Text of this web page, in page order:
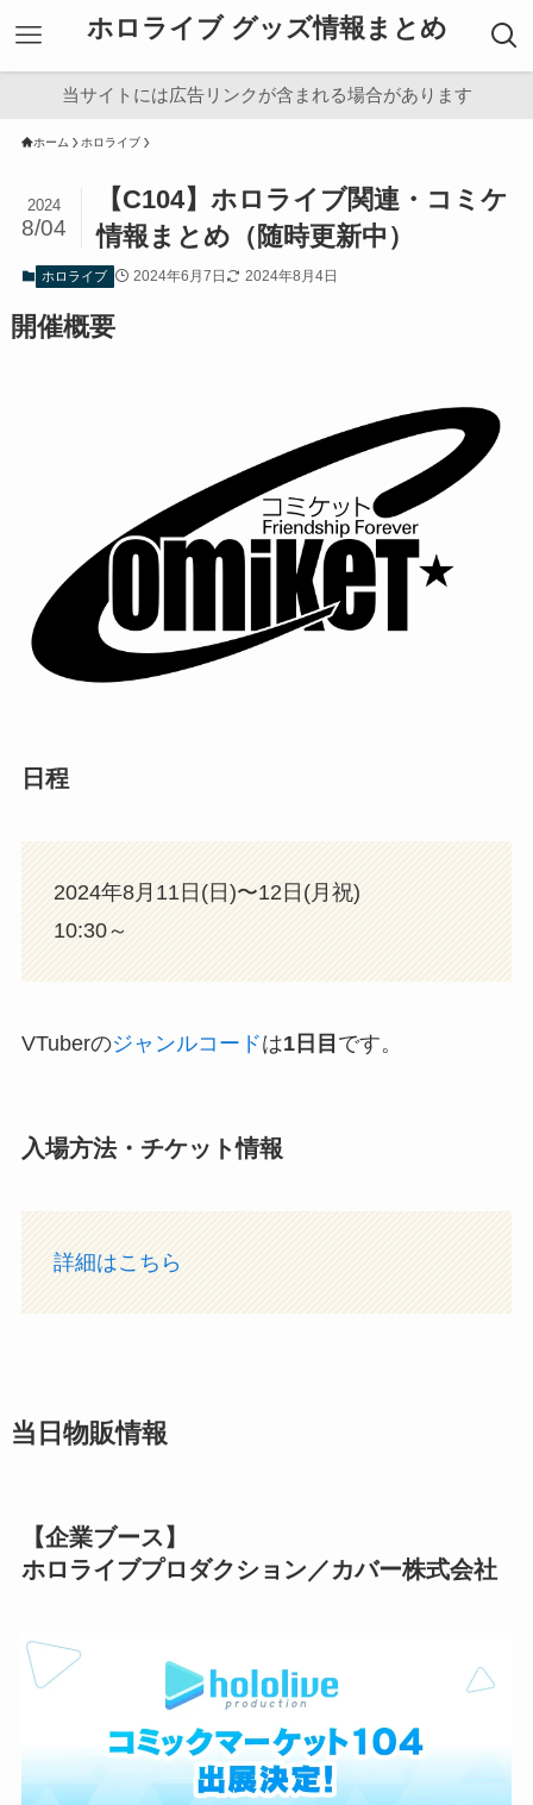
ホロライブ グッズ情報まとめ
当サイトには広告リンクが含まれる場合があります
ホーム ホロライブ
【C104】ホロライブ関連・コミケ
情報まとめ（随時更新中）
2024
8/04
ホロライブ 2024年6月7日 2024年8月4日
開催概要
日程
2024年8月11日(日)〜12日(月祝)
10:30～
VTuberのジャンルコードは1日目 です。
入場方法・チケット情報
詳細はこちら
当日物販情報
【企業ブース】
ホロライブプロダクション／カバー株式会社